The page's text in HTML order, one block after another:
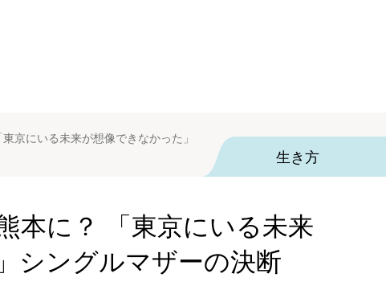
京にいる未来が想像できなかった」
生き方
本に？ 「東京にいる未来
シングルマザーの決断